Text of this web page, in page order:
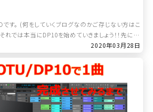
です。 (何をしていくブログなのかご存じない方はこ
れでは本当にDP10を始めていきましょう！！先に言
ところ悪いところ、私個人の感想が出てきますので
2020年03月28日